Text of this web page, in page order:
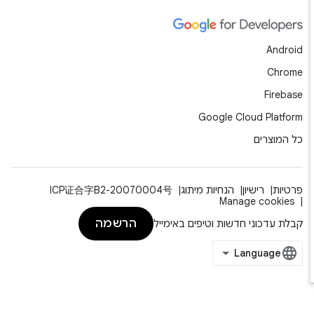
Android
Chrome
Firebase
Google Cloud Platform
כל המוצרים
פרטיות רישיון הנחיות מיתוג
ICP证合字B2-20070004号
Manage cookies
קבלת עדכוני חדשות וטיפים באימייל
הרשמה